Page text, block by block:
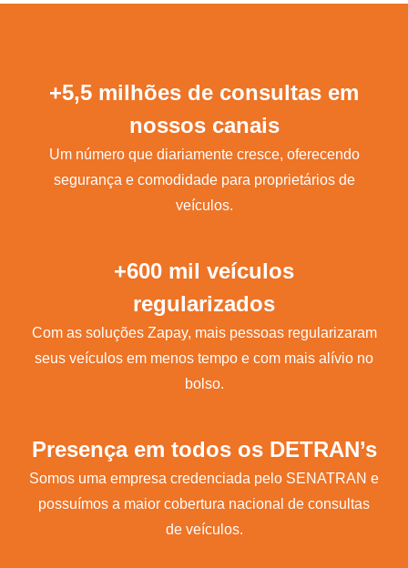
+5,5 milhões de consultas em
nossos canais
Um número que diariamente cresce, oferecendo
segurança e comodidade para proprietários de
veículos.
+600 mil veículos
regularizados
Com as soluções Zapay, mais pessoas regularizaram
seus veículos em menos tempo e com mais alívio no
bolso.
Presença em todos os DETRAN’s
Somos uma empresa credenciada pelo SENATRAN e
possuímos a maior cobertura nacional de consultas
de veículos.